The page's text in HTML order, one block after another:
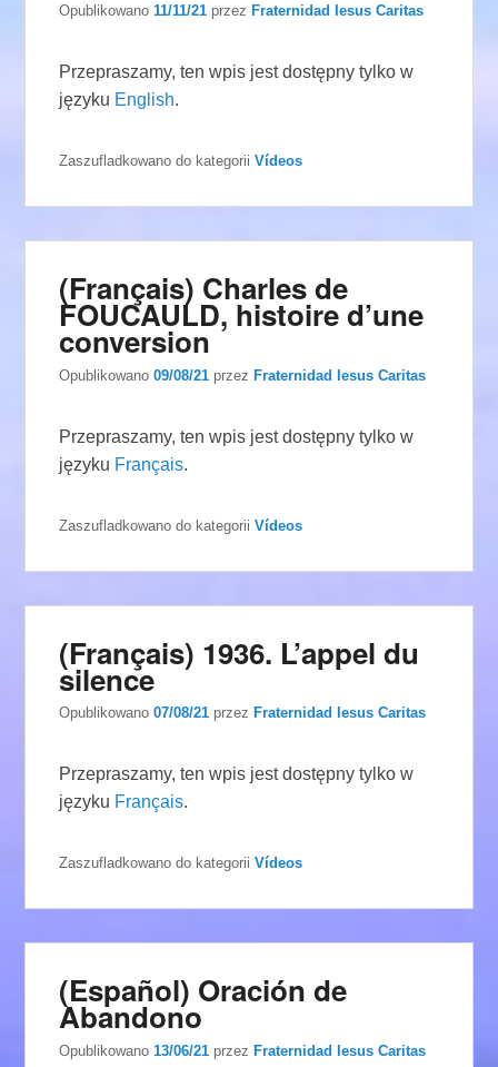
Opublikowano11/11/21 przez Fraternidad Iesus Caritas
Przepraszamy, ten wpis jest dostępny tylko w
języku English.
Zaszufladkowano do kategorii Vídeos
(Français) Charles de
FOUCAULD, histoire d’une
conversion
Opublikowano09/08/21 przezFraternidad Iesus Caritas
Przepraszamy, ten wpis jest dostępny tylko w
języku Français.
Zaszufladkowano do kategorii Vídeos
(Français) 1936. L’appel du
silence
Opublikowano07/08/21 przez Fraternidad Iesus Caritas
Przepraszamy, ten wpis jest dostępny tylko w
języku Français.
Zaszufladkowano do kategorii Vídeos
(Español) Oración de
Abandono
Opublikowano13/06/21 przez Fraternidad Iesus Caritas